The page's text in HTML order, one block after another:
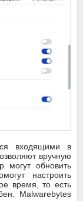
входящими в
вручную
могут обновить
настроить
время, то есть
Malwarebytes